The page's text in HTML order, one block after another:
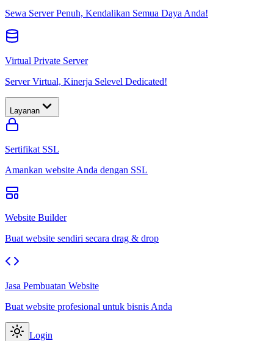
Sewa Server Penuh, Kendalikan Semua Daya Anda!
Virtual Private Server
Server Virtual, Kinerja Selevel Dedicated!
Layanan
Sertifikat SSL
Amankan website Anda dengan SSL
Website Builder
Buat website sendiri secara drag & drop
Jasa Pembuatan Website
Buat website profesional untuk bisnis Anda
Login